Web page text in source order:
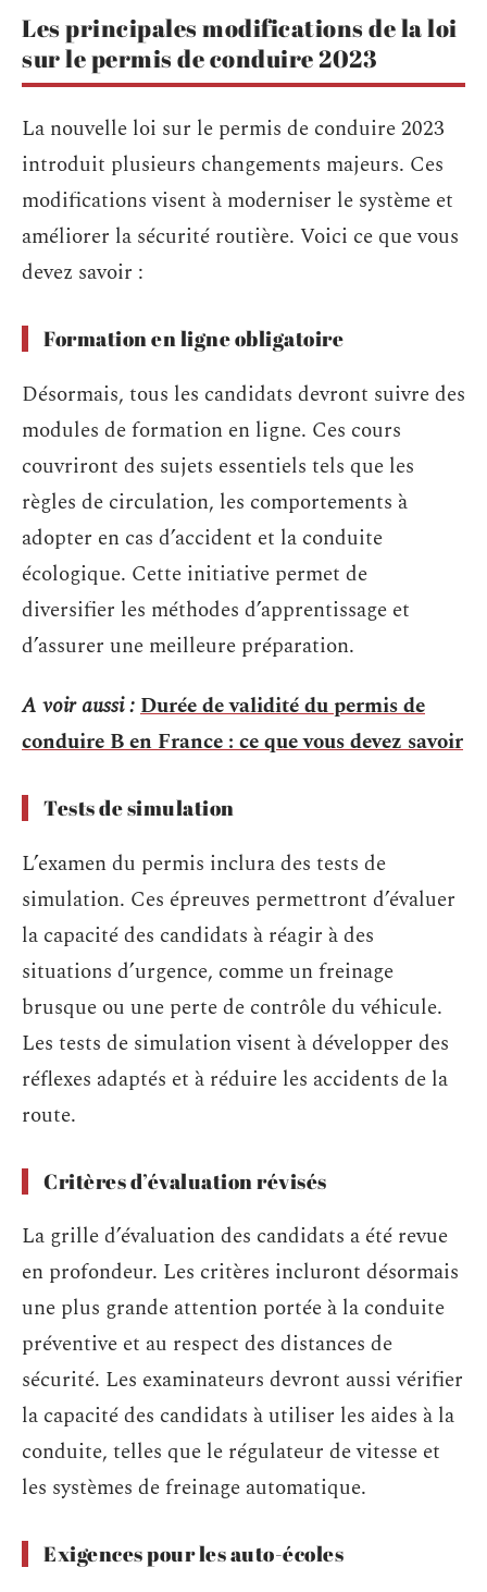
Les principales modifications de la loi
sur le permis de conduire 2023
La nouvelle loi sur le permis de conduire 2023
introduit plusieurs changements majeurs. Ces
modifications visent à moderniser le système et
améliorer la sécurité routière. Voici ce que vous
devez savoir :
Formation en ligne obligatoire
Désormais, tous les candidats devront suivre des
modules de formation en ligne. Ces cours
couvriront des sujets essentiels tels que les
règles de circulation, les comportements à
adopter en cas d’accident et la conduite
écologique. Cette initiative permet de
diversifier les méthodes d’apprentissage et
d’assurer une meilleure préparation.
A voir aussi :Durée de validité du permis de
conduire B en France : ce que vous devez savoir
Tests de simulation
L’examen du permis inclura des tests de
simulation. Ces épreuves permettront d’évaluer
la capacité des candidats à réagir à des
situations d’urgence, comme un freinage
brusque ou une perte de contrôle du véhicule.
Les tests de simulation visent à développer des
réflexes adaptés et à réduire les accidents de la
route.
Critères d’évaluation révisés
La grille d’évaluation des candidats a été revue
en profondeur. Les critères incluront désormais
une plus grande attention portée à la conduite
préventive et au respect des distances de
sécurité. Les examinateurs devront aussi vérifier
la capacité des candidats à utiliser les aides à la
conduite, telles que le régulateur de vitesse et
les systèmes de freinage automatique.
Exigences pour les auto-écoles